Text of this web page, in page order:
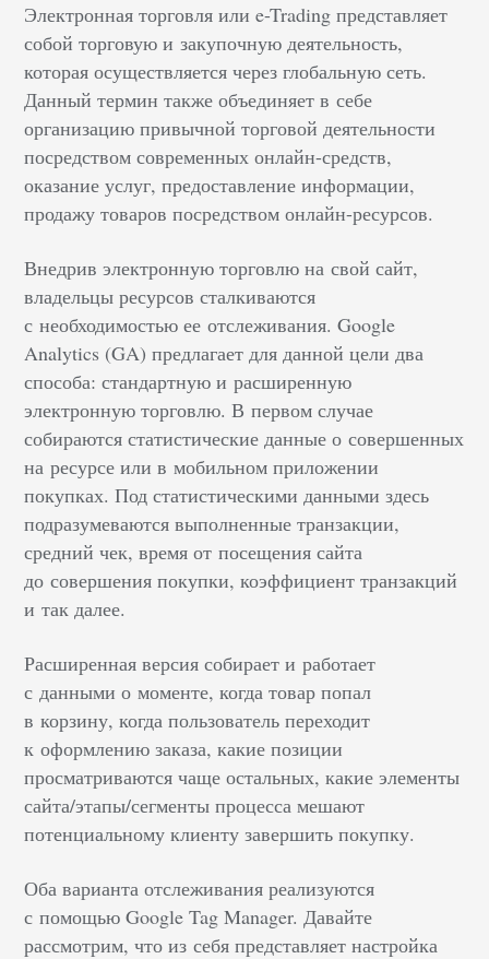
Электронная торговля или e-Trading представляет
собой торговую и закупочную деятельность,
которая осуществляется через глобальную сеть.
Данный термин также объединяет в себе
организацию привычной торговой деятельности
посредством современных онлайн-средств,
оказание услуг, предоставление информации,
продажу товаров посредством онлайн-ресурсов.
Внедрив электронную торговлю на свой сайт,
владельцы ресурсов сталкиваются
с необходимостью ее отслеживания. Google
Analytics (GA) предлагает для данной цели два
способа: стандартную и расширенную
электронную торговлю. В первом случае
собираются статистические данные о совершенных
на ресурсе или в мобильном приложении
покупках. Под статистическими данными здесь
подразумеваются выполненные транзакции,
средний чек, время от посещения сайта
до совершения покупки, коэффициент транзакций
и так далее.
Расширенная версия собирает и работает
с данными о моменте, когда товар попал
в корзину, когда пользователь переходит
к оформлению заказа, какие позиции
просматриваются чаще остальных, какие элементы
сайта/этапы/сегменты процесса мешают
потенциальному клиенту завершить покупку.
Оба варианта отслеживания реализуются
с помощью Google Tag Manager. Давайте
рассмотрим, что из себя представляет настройка